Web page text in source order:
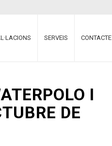
SERVEIS CONTACTE
I
DE